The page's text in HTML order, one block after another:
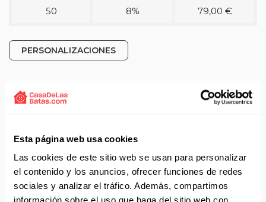
Esta página web usa cookies
Las cookies de este sitio web se usan para personalizar
el contenido y los anuncios, ofrecer funciones de redes
sociales y analizar el tráfico. Además, compartimos
50 8% 79,00 €
PERSONALIZACIONES
Detalles técnicos del producto
Referencia 8201-892.
Color morado.
Tallas: SP - P - M - G - SG - SSG - XG.
Pantalón sin bolsillos.